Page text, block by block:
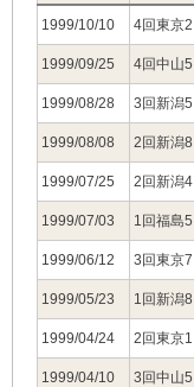
1999/10/10 4回東京2
1999/09/25 4回中山5
1999/08/28 3回新潟5
1999/08/08 2回新潟8
1999/07/25 2回新潟4
1999/07/03 1回福島5
1999/06/12 3回東京7
1999/05/23 1回新潟8
1999/04/24 2回東京1
1999/04/10 3回中山5